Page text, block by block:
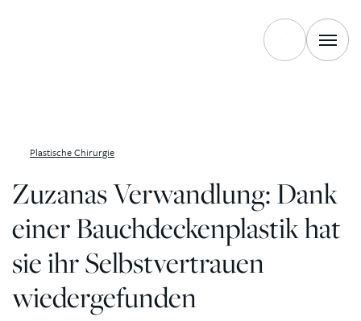
Plastische Chirurgie
Zuzanas Verwandlung: Dank
einer Bauchdeckenplastik hat
sie ihr Selbstvertrauen
wiedergefunden